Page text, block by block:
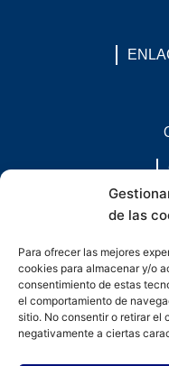
de las
Para ofrecer las mejores
cookies para almacenar y/o
consentimiento de estas
el comportamiento de
sitio. No consentir o retirar el
negativamente a ciertas
Presentes
F
a
c
e
b
o
I
n
s
t
a
g